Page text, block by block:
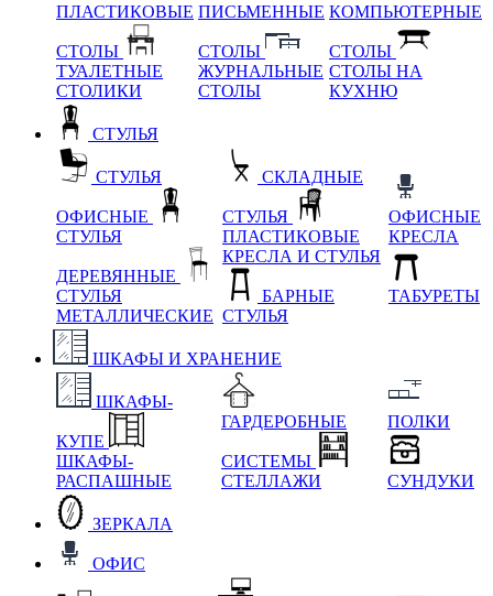
ПЛАСТИКОВЫЕ
СТОЛЫ
ТУАЛЕТНЫЕ
СТОЛИКИ
ПИСЬМЕННЫЕ
СТОЛЫ
ЖУРНАЛЬНЫЕ
СТОЛЫ
КОМПЬЮТЕРНЫЕ
СТОЛЫ
СТОЛЫ НА
КУХНЮ
СТУЛЬЯ
СТУЛЬЯ
ОФИСНЫЕ
СТУЛЬЯ
ДЕРЕВЯННЫЕ
СТУЛЬЯ
МЕТАЛЛИЧЕСКИЕ
СКЛАДНЫЕ
СТУЛЬЯ
ПЛАСТИКОВЫЕ
КРЕСЛА И СТУЛЬЯ
БАРНЫЕ
СТУЛЬЯ
ОФИСНЫЕ
КРЕСЛА
ТАБУРЕТЫ
ШКАФЫ И ХРАНЕНИЕ
ШКАФЫ-
КУПЕ
ШКАФЫ-
РАСПАШНЫЕ
ГАРДЕРОБНЫЕ
СИСТЕМЫ
СТЕЛЛАЖИ
ПОЛКИ
СУНДУКИ
ЗЕРКАЛА
ОФИС